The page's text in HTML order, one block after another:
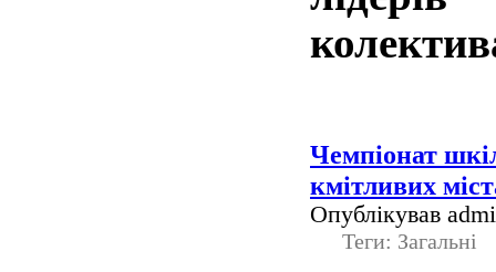
Чемпіонат
кмітливих
Опублікував
Теги: Загальні